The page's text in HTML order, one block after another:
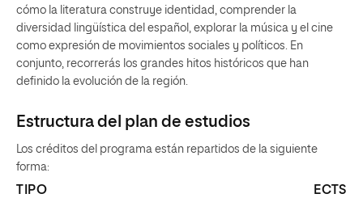
cómo la literatura construye identidad, comprender la
diversidad lingüística del español, explorar la música y el cine
como expresión de movimientos sociales y políticos. En
conjunto, recorrerás los grandes hitos históricos que han
definido la evolución de la región.
Estructura del plan de estudios
Los créditos del programa están repartidos de la siguiente
forma:
TIPO ECTS